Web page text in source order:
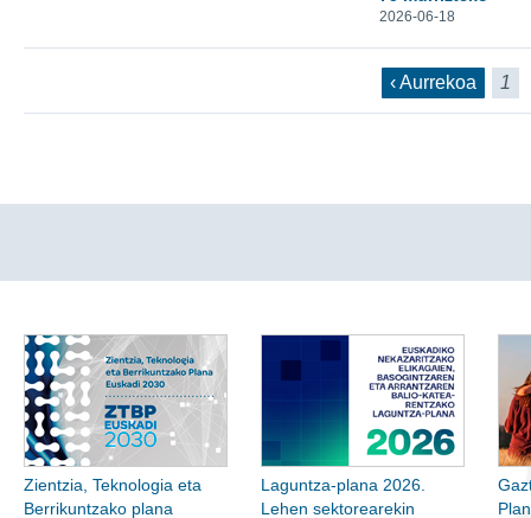
2026-06-18
‹ Aurrekoa 1
Zientzia, Teknologia eta
Berrikuntzako plana
Laguntza-plana 2026.
Lehen sektorearekin